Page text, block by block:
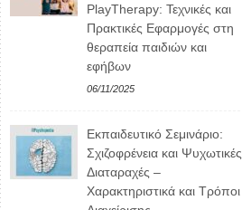
PlayTherapy: Τεχνικές και
Πρακτικές Εφαρμογές στη
θεραπεία παιδιών και
εφήβων
06/11/2025
Εκπαιδευτικό Σεμινάριο:
Σχιζοφρένεια και Ψυχωτικές
Διαταραχές –
Χαρακτηριστικά και Τρόποι